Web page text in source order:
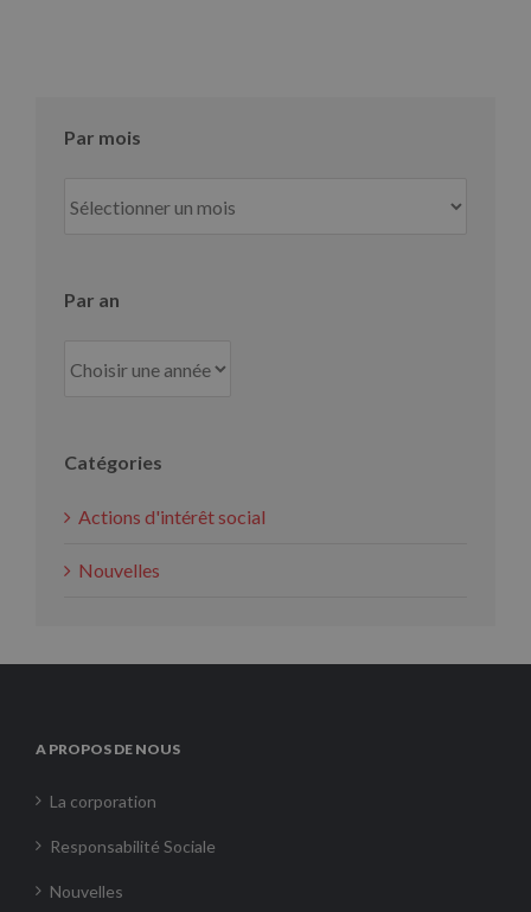
Par mois
mois
Par an
Catégories
Actions d'intérêt social
Nouvelles
A PROPOS DE NOUS
La corporation
Responsabilité Sociale
Nouvelles